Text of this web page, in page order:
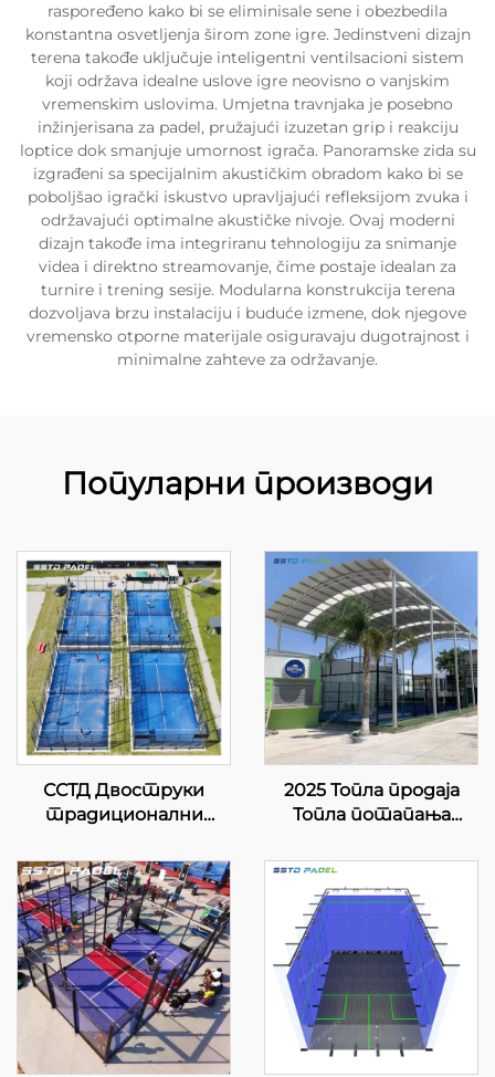
raspoređeno kako bi se eliminisale sene i obezbedila
konstantna osvetljenja širom zone igre. Jedinstveni dizajn
terena takođe uključuje inteligentni ventilsacioni sistem
koji održava idealne uslove igre neovisno o vanjskim
vremenskim uslovima. Umjetna travnjaka je posebno
inžinjerisana za padel, pružajući izuzetan grip i reakciju
loptice dok smanjuje umornost igrača. Panoramske zida su
izgrađeni sa specijalnim akustičkim obradom kako bi se
poboljšao igrački iskustvo upravljajući refleksijom zvuka i
održavajući optimalne akustičke nivoje. Ovaj moderni
dizajn takođe ima integriranu tehnologiju za snimanje
videa i direktno streamovanje, čime postaje idealan za
turnire i trening sesije. Modularna konstrukcija terena
dozvoljava brzu instalaciju i buduće izmene, dok njegove
vremensko otporne materijale osiguravaju dugotrajnost i
minimalne zahteve za održavanje.
Популарни производи
ССТД Двоструки
традиционални
добављач ВПТ ЛЕД
Светло Класично
Стружно Падел Тенис
Корт 002
2025 Топла продаја
Топла потапања
ЛЕД лампа Једини
панорамски Купи
Падел Корт 20м*6м
Падел Корт Једини
Падел Корт 004